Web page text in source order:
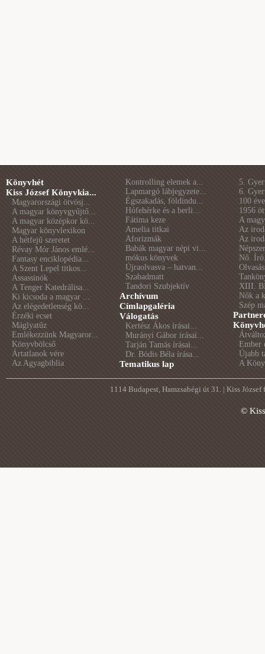
Könyvhét
Kiss József Könyvkia...
Magyarországi ötvösj...
A magyar könyvgyűjtő...
A magyar középkor kö...
Magyar könyvlexikon
A hétfejű szeretet
Révay Mór János emlé...
Fantasy enciklopédia...
A Szent Lepel titkos...
Assassinók
A Tenger Katedrálisa...
Ki kicsoda a magyar ...
Az elégedetlenség kö...
Érzéki ecset
Máglyatűz
Emlékezzünk Magyaror...
Könyvbölcső
Ártatlanok vére
Az Agyagbiblia
Kontrolling elemek a...
Lapmargó lábjegyzete...
Égszakadás, földindu...
Hófehérke és a berli...
Fátima keze
Amelia titkai
Aforizmák
Babák magyar népi vi...
mókus könyvek
Újraolvasva – hatvan...
Szabadmatt
Tandori Szubjektív
Archívum
Címlapgaléria
Válogatás
Kertész Ákos írásai...
Murányi Gábor írásai...
Tarján Tamás írásai...
Dr. Bódis Béla írása...
Tematikus lap
5.
6.
100
1956
A
Az
Az
Nő.
XIII.
Nők a
Szép
Ember
Újabb
A
1114 Budapest, Hamzsabégi út 31. | Kiss
©